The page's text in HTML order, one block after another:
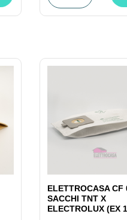
ELETTROCASA CF
SACCHI TNT X
ELECTROLUX (EX